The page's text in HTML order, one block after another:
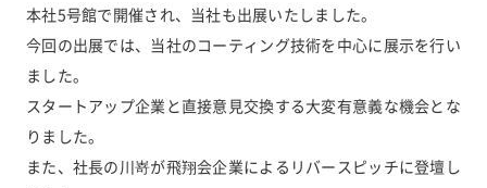
本社5号館で開催され、当社も出展いたしました。
今回の出展では、当社のコーティング技術を中心に展示を行い
ました。
スタートアップ企業と直接意見交換する大変有意義な機会とな
りました。
また、社長の川嵜が飛翔会企業によるリバースピッチに登壇し